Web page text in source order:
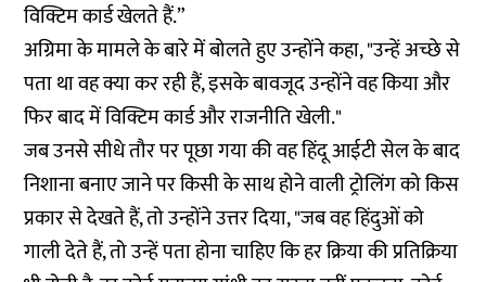
विक्टिम कार्ड खेलते हैं.”
अग्रिमा के मामले के बारे में बोलते हुए उन्होंने कहा, "उन्हें अच्छे से
पता था वह क्या कर रही हैं, इसके बावजूद उन्होंने वह किया और
फिर बाद में विक्टिम कार्ड और राजनीति खेली."
जब उनसे सीधे तौर पर पूछा गया की वह हिंदू आईटी सेल के बाद
निशाना बनाए जाने पर किसी के साथ होने वाली ट्रोलिंग को किस
प्रकार से देखते हैं, तो उन्होंने उत्तर दिया, "जब वह हिंदुओं को
गाली देते हैं, तो उन्हें पता होना चाहिए कि हर क्रिया की प्रतिक्रिया